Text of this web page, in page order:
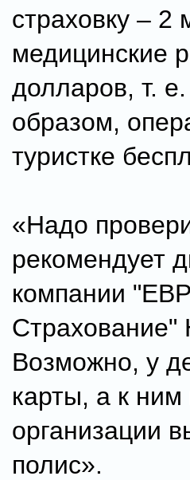
страховку –
медицинские
долларов, т.
образом,
туристке
«Надо
рекомендует
компании
Возможно, у
карты, а к
организации
полис».